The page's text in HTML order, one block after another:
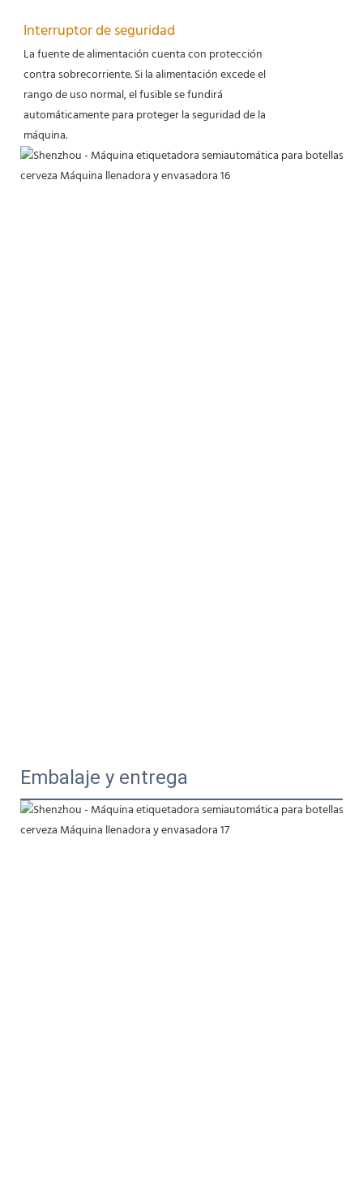
Interruptor de seguridad
La fuente de alimentación cuenta con protección
contra sobrecorriente. Si la alimentación excede el
rango de uso normal, el fusible se fundirá
automáticamente para proteger la seguridad de la
máquina.
Embalaje y entrega